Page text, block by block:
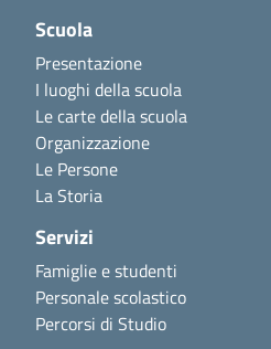
Scuola
Presentazione
I luoghi della scuola
Le carte della scuola
Organizzazione
Le Persone
La Storia
Servizi
Famiglie e studenti
Personale scolastico
Percorsi di Studio